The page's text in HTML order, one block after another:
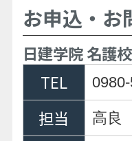
お申込・
日建学院 名護校
TEL
担当 高良